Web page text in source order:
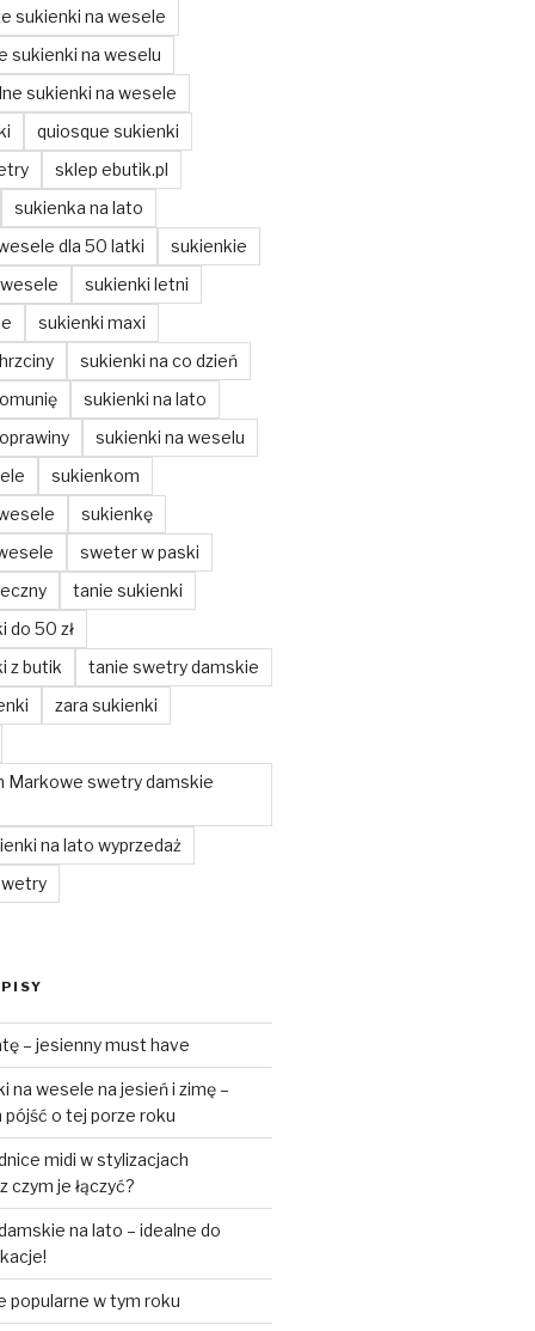
sukienki na wesele
sukienki na weselu
sukienki na wesele
quiosque sukienki
sklep ebutik.pl
sukienka na lato
dla 50 latki
sukienkie
sukienki letni
sukienki maxi
sukienki na co dzień
sukienki na lato
sukienki na weselu
sukienkom
sukienkę
sweter w paski
tanie sukienki
do 50 zł
z butik
tanie swetry damskie
zara sukienki
Markowe swetry damskie
na lato wyprzedaż
– jesienny must have
na wesele na jesień i zimę –
pójść o tej porze roku
midi w stylizacjach
czym je łączyć?
na lato – idealne do
popularne w tym roku